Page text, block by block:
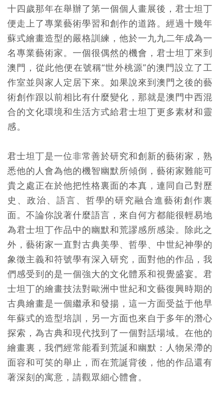
十四歲那年在舉辦了第一個個人畫展後，君士坦丁
便走上了專業藝術學習和創作的道路。經過十幾年
蘇式繪畫造型的嚴格訓練，他於一九九二年成為一
名專業藝術家。一個很偶然的機會，君士坦丁來到
澳門，從此他便在號稱“世外桃源”的澳門設立了工
作室並與家人定居下來。如果說來到澳門之後的藝
術創作跟以前相比有什麼變化，那就是澳門中西混
合的文化環境和生活方式給君士坦丁更多素材和靈
感。
君士坦丁是一位非常善於研究和創新的藝術家，熟
悉他的人會為他的機智幽默所傾倒，藝術家難能可
貴之處正在於他把性格裏面的本真，連同自己對歷
史、政治、語言、哲學的研究融合進藝術創作裏
面。不論你說著什麼語言，來自何方都能很輕易地
為君士坦丁作品中的幽默和荒謬感所感染。除此之
外，藝術家一直對古典美學、哲學、中世紀神學的
象徵主義和符號學有深入研究，面對他的作品，我
們感受到的是一個強大的文化體系和視覺盛宴。君
士坦丁的繪畫技法對歐洲中世紀和文藝復興時期的
古典繪畫是一個繼承和發揚，這一方面受益于他早
年蘇式的造型培訓，另一方面也來自于多年的潛心
探索，為古典和現代找到了一個對話場域。在他的
繪畫裏，我們經常能看到荒誕和幽默：人物呆滯的
面容和可笑的舉止，而在荒誕背後，他的作品還有
著深刻的寓意，請觀眾細心體會。